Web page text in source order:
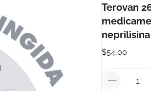
Terovan
neprilisina
$54,00